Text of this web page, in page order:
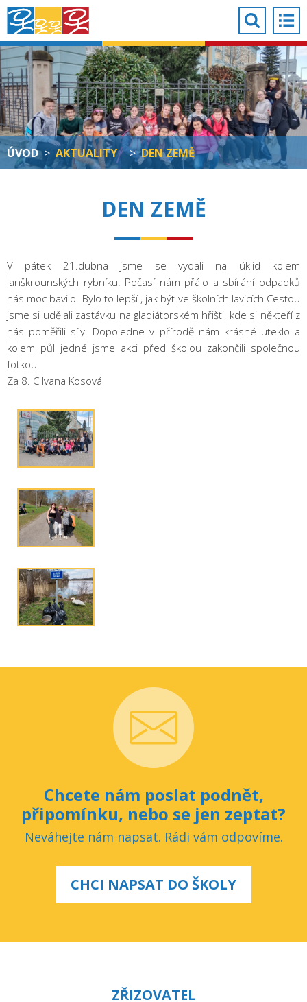
ÚVOD > AKTUALITY > DEN ZEMĚ
DEN ZEMĚ
V pátek 21.dubna jsme se vydali na úklid kolem
lanškrounských rybníku. Počasí nám přálo a sbírání odpadků
nás moc bavilo. Bylo to lepší , jak být ve školních lavicích.Cestou
jsme si udělali zastávku na gladiátorském hřišti, kde si někteří z
nás poměřili síly. Dopoledne v přírodě nám krásné uteklo a
kolem půl jedné jsme akci před školou zakončili společnou
fotkou.
Za 8. C Ivana Kosová
Chcete nám poslat podnět,
připomínku, nebo se jen zeptat?
Neváhejte nám napsat. Rádi vám odpovíme.
CHCI NAPSAT DO ŠKOLY
ZŘIZOVATEL